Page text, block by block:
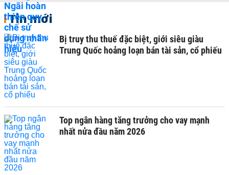
Tin mới
Bị truy thu thuế đặc biệt, giới siêu giàu
Trung Quốc hoảng loạn bán tài sản, cổ phiếu
Top ngân hàng tăng trưởng cho vay mạnh
nhất nửa đầu năm 2026